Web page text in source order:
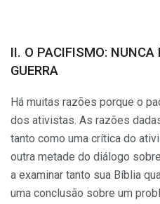
II. O PACIFISMO: NUNCA
GUERRA
Há muitas razões porque o
dos ativistas. As razões
tanto como uma crítica do
outra metade do diálogo
a examinar tanto sua Bíblia
uma conclusão sobre um